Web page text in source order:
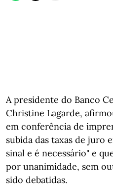
A presidente do Banco
Christine Lagarde,
em conferência de
subida das taxas de juro
sinal e é necessário" e
por unanimidade, sem
sido debatidas.